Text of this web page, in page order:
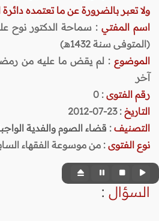
ولا تعبر بالضرورة عن ما تعتمده دائرة
اسم المفتي : سماحة الدكتور نوح
(المتوفى سنة 1432هـ)
الموضوع : لم يقض ما عليه من
آخر
رقم الفتوى :
0
التاريخ : 23-07-2012
التصنيف : قضاء الصوم والفدية
نوع الفتوى : من موسوعة الفقهاء
السؤال :